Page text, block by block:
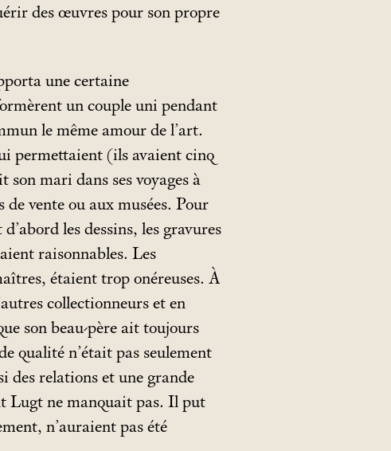
des œuvres pour son propre
une certaine
un couple uni pendant
le même amour de l’art.
permettaient (ils avaient cinq
mari dans ses voyages à
de vente ou aux musées. Pour
les dessins, les gravures
raisonnables. Les
étaient trop onéreuses. À
collectionneurs et en
son beau-père ait toujours
qualité n’était pas seulement
des relations et une grande
Lugt ne manquait pas. Il put
n’auraient pas été